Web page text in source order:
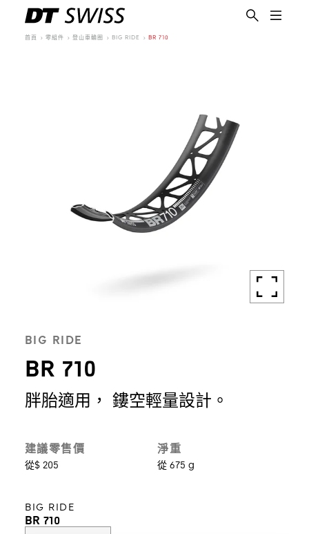
首頁 零組件 登山車輪圈 BIG RIDE BR 710
BIG RIDE
BR 710
胖胎適用， 鏤空輕量設計。
建議零售價
從$ 205
淨重
從 675 g
BIG RIDE
BR 710